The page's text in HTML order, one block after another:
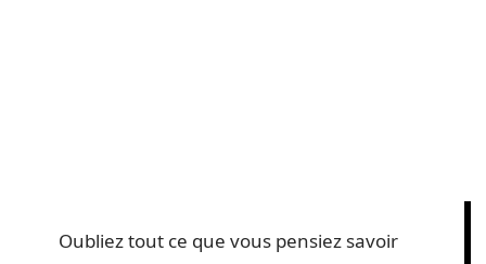
Oubliez tout ce que vous pensiez savoir